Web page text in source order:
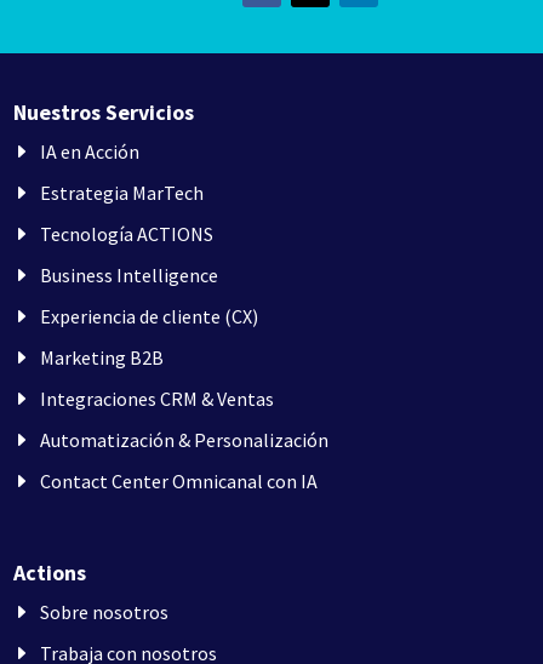
Nuestros Servicios
IA en Acción
Estrategia MarTech
Tecnología ACTIONS
Business Intelligence
Experiencia de cliente (CX)
Marketing B2B
Integraciones CRM & Ventas
Automatización & Personalización
Contact Center Omnicanal con IA
Actions
Sobre nosotros
Trabaja con nosotros